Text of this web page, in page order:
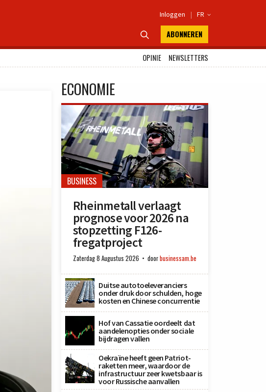
Inloggen | FR 
 ABONNEREN
OPINIE
NEWSLETTERS
ECONOMIE
BUSINESS
Rheinmetall verlaagt
prognose voor 2026 na
stopzetting F126-
fregatproject
Zaterdag 8 Augustus 2026 doorbusinessam.be
Duitse autotoeleveranciers
onder druk door schulden, hoge
kosten en Chinese concurrentie
Hof van Cassatie oordeelt dat
aandelenopties onder sociale
bijdragen vallen
Oekraïne heeft geen Patriot-
raketten meer, waardoor de
infrastructuur zeer kwetsbaar is
voor Russische aanvallen